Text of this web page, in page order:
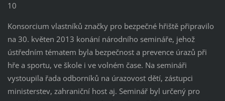
10
Konsorcium vlastníků značky pro bezpečné hřiště připravilo
na 30. květen 2013 konání národního semináře, jehož
ústředním tématem byla bezpečnost a prevence úrazů při
hře a sportu, ve škole i ve volném čase. Na semináři
vystoupila řada odborníků na úrazovost dětí, zástupci
ministerstev, zahraniční host aj. Seminář byl určený pro